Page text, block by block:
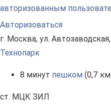
авторизованным
Авторизоваться
г. Москва, ул.
Технопарк
8 минут пешком (0,7
ст. МЦК ЗИЛ